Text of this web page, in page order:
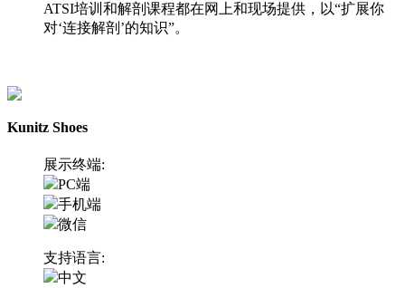
ATSI培训和解剖课程都在网上和现场提供，以“扩展你
对‘连接解剖’的知识”。
Kunitz Shoes
展示终端:
PC端
手机端
微信
支持语言:
中文